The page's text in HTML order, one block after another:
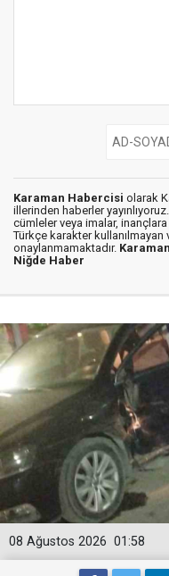
Karaman Habercisi olarak
illerinden haberler
cümleler veya imalar, inançlara
Türkçe karakter kullanılmayan
onaylanmamaktadır.
Niğde Haber
01:58
08 Ağustos 2026